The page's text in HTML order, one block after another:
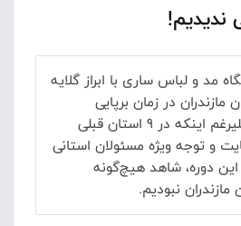
ندیدیم!
مد و لباس ساری با ابراز گلایه
در زمان برپایی
نمایشگاه، گفت: علیرغم اینکه در 9 استان قبلی
و توجه ویژه مسئولان استانی
این دوره، شاهد هیچ‌گونه
نبودیم.